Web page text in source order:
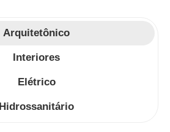
Arquitetônico
Interiores
Elétrico
Hidrossanitário